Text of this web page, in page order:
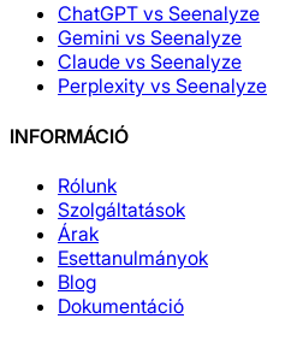
ChatGPT vs Seenalyze
Gemini vs Seenalyze
Claude vs Seenalyze
Perplexity vs Seenalyze
INFORMÁCIÓ
Rólunk
Szolgáltatások
Árak
Esettanulmányok
Blog
Dokumentáció